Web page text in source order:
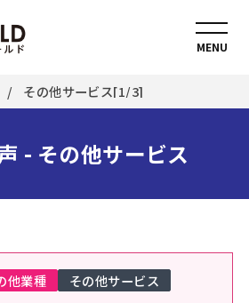
MENU
その他サービス[1/3]
- その他サービス
他業種 その他サービス